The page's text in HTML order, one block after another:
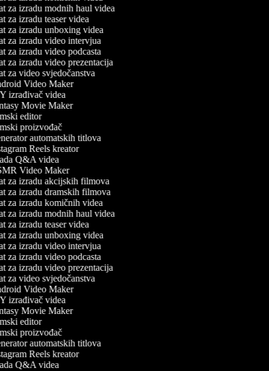
za izradu modnih haul videa
za izradu teaser videa
za izradu unboxing videa
za izradu video intervjua
za izradu video podcasta
za izradu video prezentacija
za video svjedočanstva
Video Maker
izrađivač videa
Movie Maker
editor
proizvođač
automatskih titlova
Reels kreator
Q&A videa
Video Maker
za izradu akcijskih filmova
za izradu dramskih filmova
za izradu komičnih videa
za izradu modnih haul videa
za izradu teaser videa
za izradu unboxing videa
za izradu video intervjua
za izradu video podcasta
za izradu video prezentacija
za video svjedočanstva
Video Maker
izrađivač videa
Movie Maker
editor
proizvođač
automatskih titlova
Reels kreator
Q&A videa